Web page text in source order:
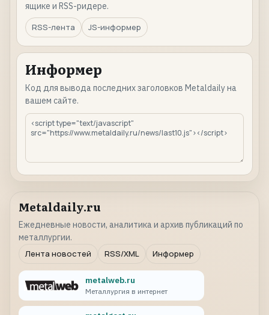
ящике и RSS-ридере.
RSS-лента
JS-информер
Информер
Код для вывода последних заголовков Metaldaily на
вашем сайте.
Metaldaily.ru
Ежедневные новости, аналитика и архив публикаций по
металлургии.
Лента новостей
RSS/XML Информер
metalweb.ru
Металлургия в интернет